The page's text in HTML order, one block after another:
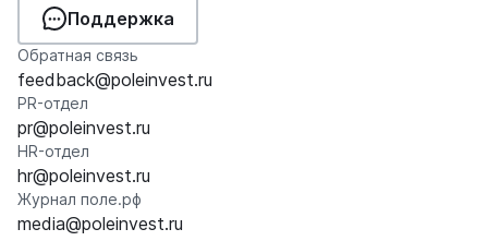
Поддержка
Обратная связь
feedback@poleinvest.ru
PR-отдел
pr@poleinvest.ru
HR-отдел
hr@poleinvest.ru
Журнал поле.рф
media@poleinvest.ru